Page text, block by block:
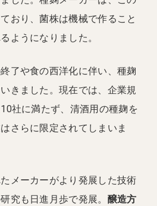
おり、菌株は機械で作ること
ようになりました。
了や食の西洋化に伴い、種麹
きました。現在では、企業規
社に満たず、清酒用の種麹を
さらに限定されてしまいま
メーカーがより発展した技術
究も日進月歩で発展。 醸造方